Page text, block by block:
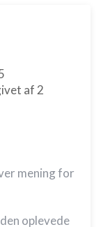
af 2
mening for
oplevede